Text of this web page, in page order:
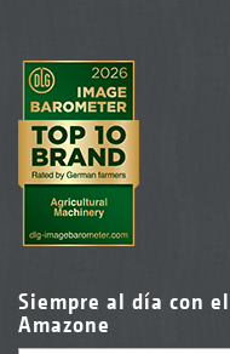
Siempre al día con
Amazone